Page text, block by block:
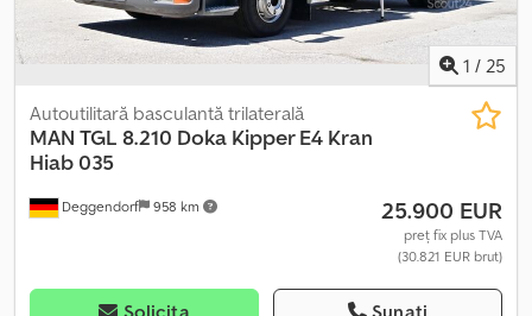
1 / 25
Deggendorf 958 km
Autoutilitară basculantă trilaterală
MAN TGL 8.210 Doka Kipper E4 Kran
Hiab 035
25.900 EUR
preț fix plus TVA
(30.821 EUR brut)
Solicita Sunați